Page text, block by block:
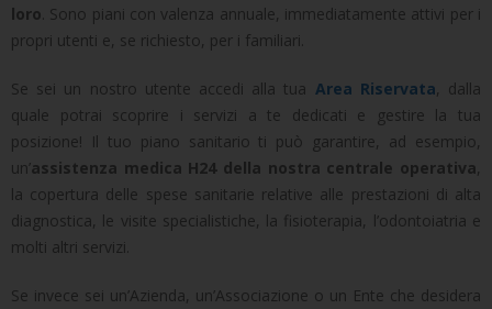
loro . Sono piani con valenza annuale, immediatamente attivi per i
propri utenti e, se richiesto, per i familiari.
Se sei un nostro utente accedi alla tua Area Riservata , dalla
quale potrai scoprire i servizi a te dedicati e gestire la tua
posizione! Il tuo piano sanitario ti può garantire, ad esempio,
un’assistenza medica H24 della nostra centrale operativa
la copertura delle spese sanitarie relative alle prestazioni di alta
diagnostica, le visite specialistiche, la fisioterapia, l’odontoiatria e
molti altri servizi.
Se invece sei un’Azienda, un’Associazione o un Ente che desidera